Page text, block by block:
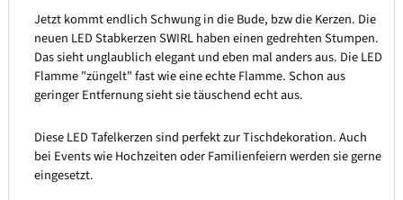
Jetzt kommt endlich Schwung in die Bude, bzw die Kerzen. Die
neuen LED Stabkerzen SWIRL haben einen gedrehten Stumpen.
Das sieht unglaublich elegant und eben mal anders aus. Die LED
Flamme "züngelt" fast wie eine echte Flamme. Schon aus
geringer Entfernung sieht sie täuschend echt aus.
Diese LED Tafelkerzen sind perfekt zur Tischdekoration. Auch
bei Events wie Hochzeiten oder Familienfeiern werden sie gerne
eingesetzt.